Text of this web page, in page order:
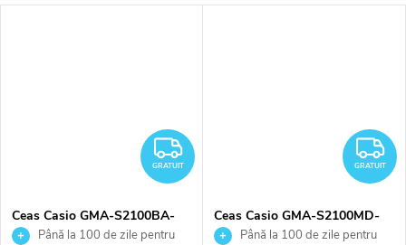
GRATUIT
GRATUIT
Ceas Casio GMA-S2100BA-
2A2ERPână la 100 de zile pentru
GRATUIT
Ceas Casio GMA-S2100MD-
7AERPână la 100 de zile pentru